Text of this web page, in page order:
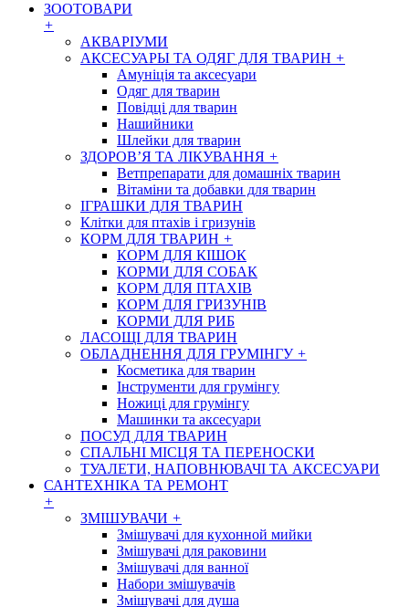
ЗООТОВАРИ
+
АКВАРІУМИ
АКСЕСУАРЫ ТА ОДЯГ ДЛЯ ТВАРИН +
Амуніція та аксесуари
Одяг для тварин
Повідці для тварин
Нашийники
Шлейки для тварин
ЗДОРОВ’Я ТА ЛІКУВАННЯ +
Ветпрепарати для домашніх тварин
Вітаміни та добавки для тварин
ІГРАШКИ ДЛЯ ТВАРИН
Клітки для птахів і гризунів
КОРМ ДЛЯ ТВАРИН +
КОРМ ДЛЯ КІШОК
КОРМИ ДЛЯ СОБАК
КОРМ ДЛЯ ПТАХІВ
КОРМ ДЛЯ ГРИЗУНІВ
КОРМИ ДЛЯ РИБ
ЛАСОЩІ ДЛЯ ТВАРИН
ОБЛАДНЕННЯ ДЛЯ ГРУМІНГУ +
Косметика для тварин
Інструменти для грумінгу
Ножиці для грумінгу
Машинки та аксесуари
ПОСУД ДЛЯ ТВАРИН
СПАЛЬНІ МІСЦЯ ТА ПЕРЕНОСКИ
ТУАЛЕТИ, НАПОВНЮВАЧІ ТА АКСЕСУАРИ
САНТЕХНІКА ТА РЕМОНТ
+
ЗМІШУВАЧИ +
Змішувачі для кухонной мийки
Змішувачі для раковини
Змішувачі для ванної
Набори змішувачів
Змішувачі для душа